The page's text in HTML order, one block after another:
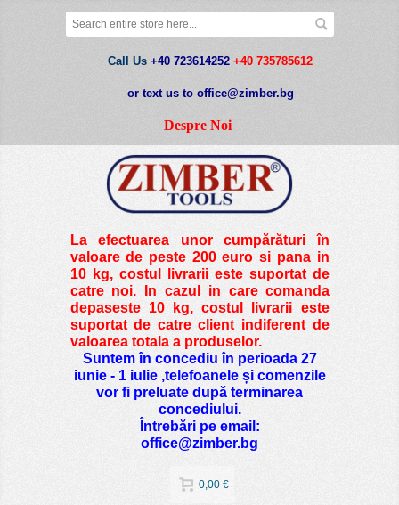
Call Us +40 723614252 +40 735785612
or text us to office@zimber.bg
Despre Noi
La efectuarea unor cumpărături în
valoare de peste200 euro si pana in
10 kg, costul livrarii este suportat de
catre noi. In cazul in care comanda
depaseste 10 kg, costul livrarii este
suportat de catre client indiferent de
valoarea totala a produselor.
Suntem în concediu în perioada 27
iunie - 1 iulie ,telefoanele și comenzile
vor fi preluate după terminarea
concediului.
Întrebări pe email:
office@zimber.bg
0,00 €